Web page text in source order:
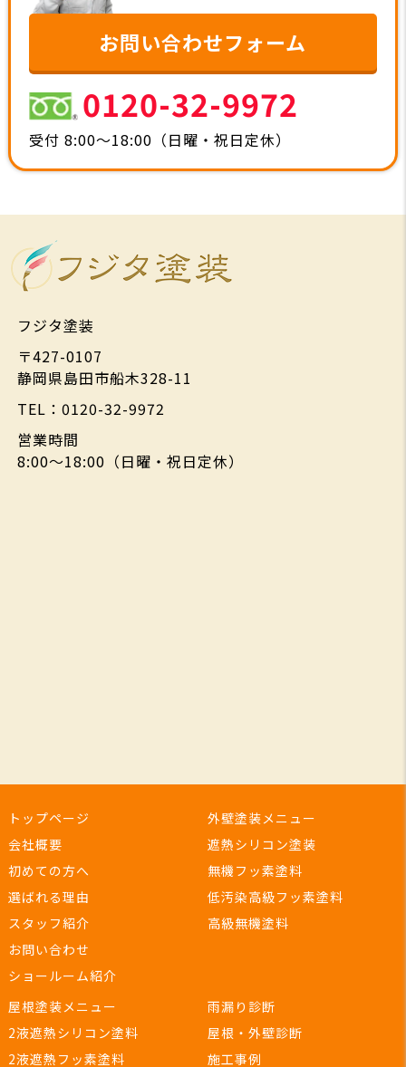
お問い合わせフォーム
0120-32-9972
受付 8:00～18:00（日曜・祝日定休）
フジタ塗装
〒427-0107
静岡県島田市船木328-11
TEL：0120-32-9972
営業時間
8:00～18:00（日曜・祝日定休）
トップページ
会社概要
初めての方へ
選ばれる理由
スタッフ紹介
お問い合わせ
ショールーム紹介
外壁塗装メニュー
遮熱シリコン塗装
無機フッ素塗料
低汚染高級フッ素塗料
高級無機塗料
屋根塗装メニュー
2液遮熱シリコン塗料
2液遮熱フッ素塗料
雨漏り診断
屋根・外壁診断
施工事例